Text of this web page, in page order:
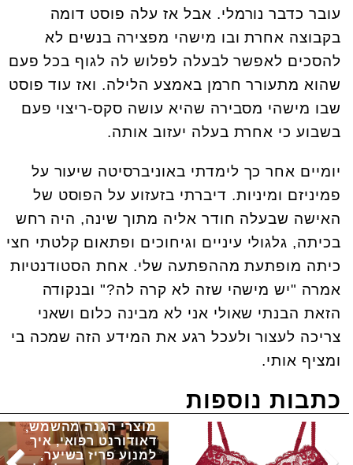
עובר כדבר נורמלי. אבל אז עלה פוסט דומה
בקבוצה אחרת ובו מישהי מפצירה בנשים לא
להסכים לאפשר לבעלה לפלוש לה לגוף בכל פעם
שהוא מתעורר חרמן באמצע הלילה. ואז עוד פוסט
שבו מישהי מסבירה שהיא עושה סקס-ריצוי פעם
בשבוע כי אחרת בעלה יעזוב אותה.
יומיים אחר כך לימדתי באוניברסיטה שיעור על
פמיניזם ומיניות. דיברתי בזעזוע על הפוסט של
האישה שבעלה חודר אליה מתוך שינה, היה רחש
בכיתה, גלגולי עיניים וגיחוכים ופתאום קלטתי חצי
כיתה מופתעת מההפתעה שלי. אחת הסטודנטיות
אמרה "יש מישהי שזה לא קרה לה?" ובנקודה
הזאת הבנתי שאולי אני לא מבינה כלום ושאני
צריכה לעצור ולעכל רגע את המידע הזה שמכה בי
ומציף אותי.
כתבות נוספות
מוצרי הגנה מהשמש,
דאודורנט רפואי, איך
למנוע פריז בשיער,